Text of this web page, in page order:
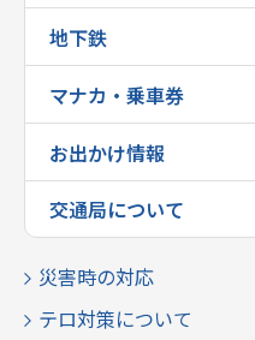
地下鉄
マナカ・乗車券
お出かけ情報
交通局について
災害時の対応
テロ対策について